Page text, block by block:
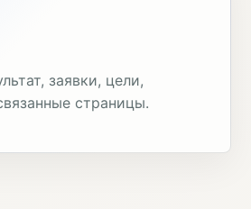
заявки, цели,
страницы.